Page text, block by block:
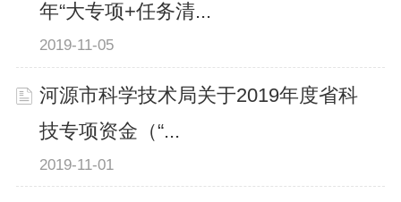
年“大专项+任务清...
2019-11-05
河源市科学技术局关于2019年度省科
技专项资金（“...
2019-11-01